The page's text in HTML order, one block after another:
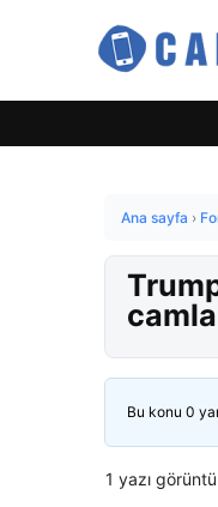
Ana sayfa ›
Bu konu 0
1 yazı